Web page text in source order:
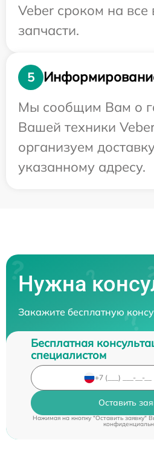
Veber сроком на
запчасти.
5
Мы сообщим Вам о
Вашей техники
организуем
указанному адресу.
Нужна
Закажите бесплатную
Бесплатная
специалистом
Оставить
Нажимая на кнопку "Оставить заявку"